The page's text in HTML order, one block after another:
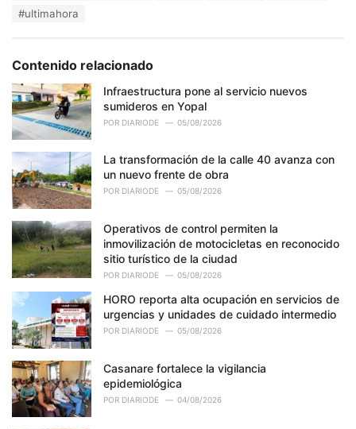
e
s
:
#ultimahora
Contenido relacionado
Infraestructura pone al servicio nuevos
sumideros en Yopal
POR DIARIODE 05/08/2026
La transformación de la calle 40 avanza con
un nuevo frente de obra
POR DIARIODE 05/08/2026
Operativos de control permiten la
inmovilización de motocicletas en reconocido
sitio turístico de la ciudad
POR DIARIODE 05/08/2026
HORO reporta alta ocupación en servicios de
urgencias y unidades de cuidado intermedio
POR DIARIODE 05/08/2026
Casanare fortalece la vigilancia
epidemiológica
POR DIARIODE 04/08/2026